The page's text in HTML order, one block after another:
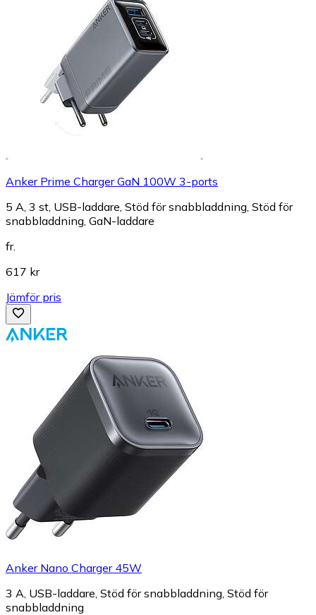
Anker Prime Charger GaN 100W 3-ports
5 A, 3 st, USB-laddare, Stöd för snabbladdning, Stöd för
snabbladdning, GaN-laddare
fr.
617 kr
Jämför pris
Anker Nano Charger 45W
3 A, USB-laddare, Stöd för snabbladdning, Stöd för
snabbladdning